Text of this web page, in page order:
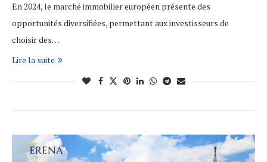
En 2024, le marché immobilier européen présente des
opportunités diversifiées, permettant aux investisseurs de
choisir des…
Lire la suite